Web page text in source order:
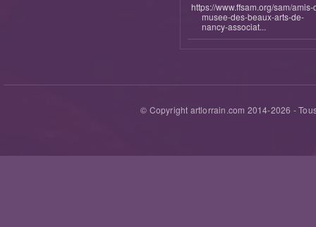
https://www.ffsam.org/sam/amis-
musee-des-beaux-arts-de-
nancy-associat...
© Copyright artlorrain.com 2014-2026 -